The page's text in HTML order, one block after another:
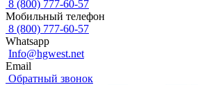
8 (800) 777-60-57
Мобильный телефон
8 (800) 777-60-57
Whatsapp
Info@hgwest.net
Email
Обратный звонок